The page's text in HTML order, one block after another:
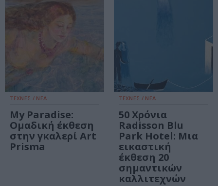
ΤΕΧΝΕΣ / ΝΕΑ
My Paradise:
Ομαδική έκθεση
στην γκαλερί Art
Prisma
ΤΕΧΝΕΣ / ΝΕΑ
50 Χρόνια
Radisson Blu
Park Hotel: Μια
εικαστική
έκθεση 20
σημαντικών
καλλιτεχνών